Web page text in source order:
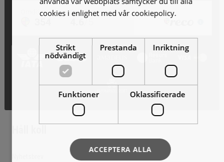
cookies i enlighet med vår cookiepolicy.
Strikt
nödvändigt
Prestanda Inriktning
Funktioner Oklassificerade
ACCEPTERA ALLA